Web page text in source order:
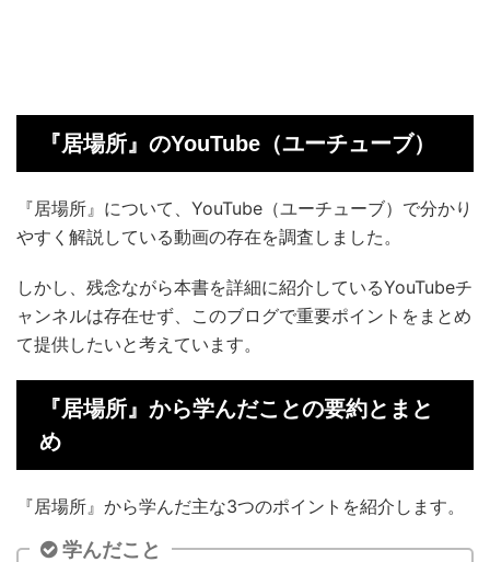
『居場所』のYouTube（ユーチューブ）
『居場所』について、YouTube（ユーチューブ）で分かり
やすく解説している動画の存在を調査しました。
しかし、残念ながら本書を詳細に紹介しているYouTubeチ
ャンネルは存在せず、このブログで重要ポイントをまとめ
て提供したいと考えています。
『居場所』から学んだことの要約とまと
め
『居場所』から学んだ主な3つのポイントを紹介します。
学んだこと